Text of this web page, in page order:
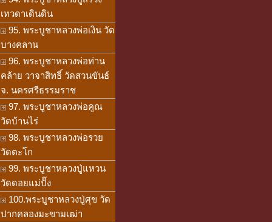
เทวดาเดินดิน
95. พระบูชาหลวงพ่อเงิน วัด
บางคลาน
96. พระบูชาหลวงพ่อท่าน
คล้าย วาจาสิทธิ์ วัดสวนขันธ์
จ. นครศรีธรรมราช
97. พระบูชาหลวงพ่อคูณ
วัดบ้านไร่
98. พระบูชาหลวงพ่อรวย
วัดตะโก
99. พระบูชาหลวงปู่แหวน
วัดดอยแม่ปั๊ง
100.พระบูชาหลวงปู่ศุข วัด
ปากคลองมะขามเฒ่า